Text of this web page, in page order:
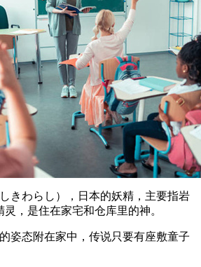
きわらし），日本的妖精，主要指岩
，是住在家宅和仓库里的神。
姿态附在家中，传说只要有座敷童子